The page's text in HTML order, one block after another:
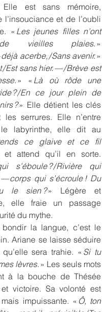
Elle est sans mémoire,
l’insouciance et de l’oubli
« Les jeunes filles n’ont
vieilles plaies. »
acerbe, / Sans avenir. »
Est sans hier. — / Brève est
» « Là où rôde une
? / En ce jour plein de
? » Elle détient les clés
les serrures. Elle n’entre
labyrinthe, elle dit au
ce glaive et ce fil
et attend qu’il en sorte.
s’éboule ? / Rivière qui
— corps qui s’écroule ! Du
le sien ? » Légère et
elle fraie un passage
du mythe.
la langue, c’est le
Ariane se laisse séduire
sera trahie. « Si tu
lèvres. » Les seuls mots
à la bouche de Thésée
victoire. Sa volonté est
impuissante. « Ô, ton